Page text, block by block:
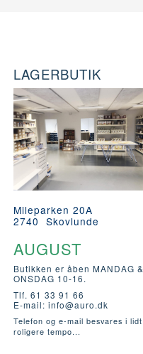
LAGERBUTIK
Mileparken 20A
2740 Skovlunde
AUGUST
Butikken er åben MANDAG &
ONSDAG 10-16.
Tlf. 61 33 91 66
E-mail: info@auro.dk
Telefon og e-mail besvares i lidt
roligere tempo...